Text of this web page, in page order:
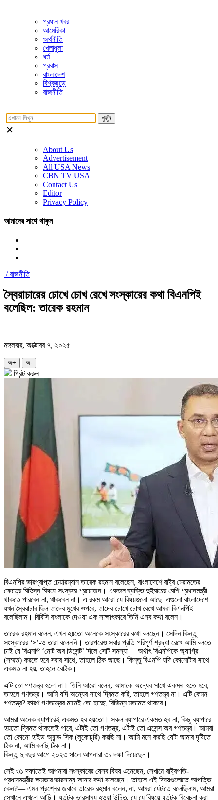
প্রধান খবর
আমেরিকা
অর্থনীতি
খেলাধুলা
ধর্ম
প্রবাস
বাংলাদেশ
বিশ্বজুড়ে
রাজনীতি
খুজুঁন
About Us
Advertisement
All USA News
CBN TV USA
Contact Us
Editor
Privacy Policy
আমাদের সাথে থাকুন
/রাজনীতি
স্বৈরাচারের চোখে চোখ রেখে সংস্কারের কথা বিএনপিই
বলেছিল: তারেক রহমান
মঙ্গলবার, অক্টোবর ৭, ২০২৫
অ+ অ-
প্রিন্ট করুন
বিএনপির ভারপ্রাপ্ত চেয়ারম্যান তারেক রহমান বলেছেন, বাংলাদেশে রাষ্ট্র মেরামতের
ক্ষেত্রে বিভিন্ন বিষয়ে সংস্কার প্রয়োজন। একজন ব্যক্তি দুইবারের বেশি প্রধানমন্ত্রী
থাকতে পারবেন না, থাকবেন না। এ রকম আরো যে বিষয়গুলো আছে, এগুলো বাংলাদেশে
যখন স্বৈরাচার ছিল তাদের মুখের ওপরে, তাদের চোখে চোখ রেখে আমরা বিএনপিই
বলেছিলাম। বিবিসি বাংলাকে দেওয়া এক সাক্ষাৎকারে তিনি এসব কথা বলেন।
তারেক রহমান বলেন, এখন হয়তো অনেকে সংস্কারের কথা বলছেন। সেদিন কিন্তু
সংস্কারের ‘স’-ও তারা বলেননি। তারপরেও সবার প্রতি পরিপূর্ণ শ্রদ্ধা রেখে আমি বলতে
চাই যে বিএনপি ‘নোট অব ডিসেন্ট’ দিলে সেটি সমস্যা— অর্থাৎ বিএনপিকে অ্যাগ্রি
(সম্মত) করতে হবে সবার সাথে, তাহলে ঠিক আছে। কিন্তু বিএনপি যদি কোনোটার সাথে
একমত না হয়, তাহলে বেঠিক।
এটি তো গণতন্ত্র হলো না। তিনি আরো বলেন, আমাকে অন্যের সাথে একমত হতে হবে,
তাহলে গণতন্ত্র। আমি যদি অন্যের সাথে দ্বিমত করি, তাহলে গণতন্ত্র না। এটি কেমন
গণতন্ত্র? কারণ গণতন্ত্রের মানেই তো হচ্ছে, বিভিন্ন মতামত থাকবে।
আমরা অনেক ব্যাপারেই একমত হব হয়তো। সকল ব্যাপারে একমত হব না, কিছু ব্যাপারে
হয়তো দ্বিমত থাকতেই পারে, এটাই তো গণতন্ত্র, এটাই তো এসেন্স অব গণতন্ত্র। আমরা
তো কোনো হাইড অ্যান্ড সিক (লুকোচুরি) করছি না। আমি মনে করছি যেটা আমার দৃষ্টিতে
ঠিক না, আমি বলছি ঠিক না।
কিন্তু দু বছর আগে ২০২৩ সালে আপনারা ৩১ দফা দিয়েছেন।
সেই ৩১ দফাতেই আপনারা সংস্কারের যেসব বিষয় এনেছেন, সেখানে রাষ্ট্রপতি-
প্রধানমন্ত্রীর ক্ষমতার ভারসাম্য আনার কথা বলেছেন। তাহলে এই বিষয়গুলোতে আপত্তি
কেন?— এমন প্রশ্নের জবাবে তারেক রহমান বলেন, না, আমরা যেটাতে বলেছিলাম, আমরা
সেখানে এখনো আছি। যতটুকু ভারসাম্য হওয়া উচিত, যে যে বিষয়ে যতটুকু বিবেচনা করা